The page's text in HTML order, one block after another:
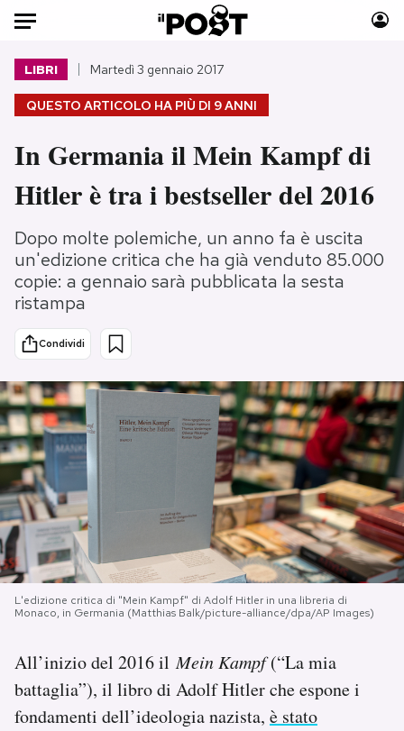
Auto
HOME
Italia
Politica
Tecnologia
Internet
Scienza
Cultura
Economia
Sport
Moda
Consumismi
Storie/Idee
Ok Boomer!
Media
PODCAST
NEWSLETTER
I MIEI PREFERITI
SHOP
QUESTO ARTICOLO HA PIÙ DI 9 ANNI
LIBRI Martedì 3 gennaio 2017
In Germania il Mein Kampf di
Hitler è tra i bestseller del 2016
Dopo molte polemiche, un anno fa è uscita
un'edizione critica che ha già venduto 85.000
copie: a gennaio sarà pubblicata la sesta
ristampa
Condividi
L'edizione critica di "Mein Kampf" di Adolf Hitler in una libreria di
Monaco, in Germania (Matthias Balk/picture-alliance/dpa/AP Images)
All’inizio del 2016 ilMein Kampf(“La mia
battaglia”), il libro di Adolf Hitler che espone i
fondamenti dell’ideologia nazista, è stato